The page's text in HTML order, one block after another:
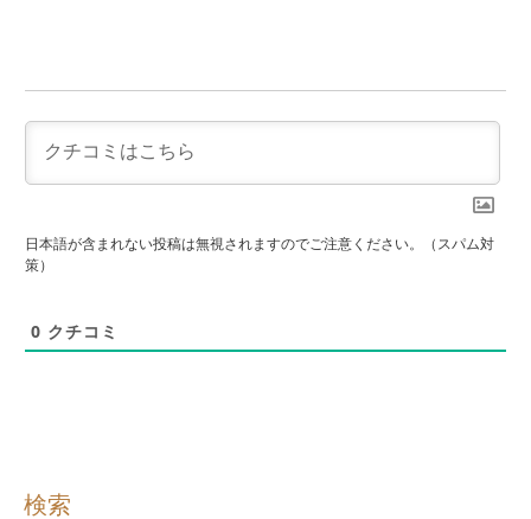
日本語が含まれない投稿は無視されますのでご注意ください。（スパム対
策）
0 クチコミ
検索